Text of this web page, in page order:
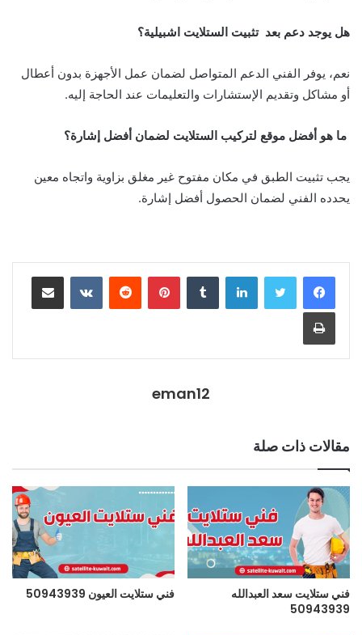
هل يوجد دعم بعد تثبيت الستلايت اشبيلية؟
نعم، يوفر الفني الدعم المتواصل لضمان عمل الأجهزة بدون أعطال
أو مشاكل وتقديم الإستشارات والتعليمات عند الحاجة إليه.
ما هو أفضل موقع لتركيب الستلايت لضمان أفضل إشارة؟
يجب تثبيت الطبق في مكان مفتوح غير مغلق بزاوية واتجاه معين
يحدده الفني لضمان الحصول أفضل إشارة.
eman12
مقالات ذات صلة
فني ستلايت سعد العبدالله
50943939
فني ستلايت العيون 50943939